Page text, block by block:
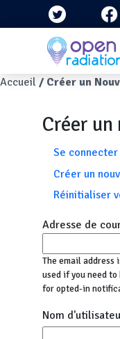
Aller au contenu principal
Fil d'Ariane
Accueil Créer un
Créer un
Onglets
Se connecter
Créer un
Réinitialiser
Adresse de
The email address
used if you need
for opted-in
Nom